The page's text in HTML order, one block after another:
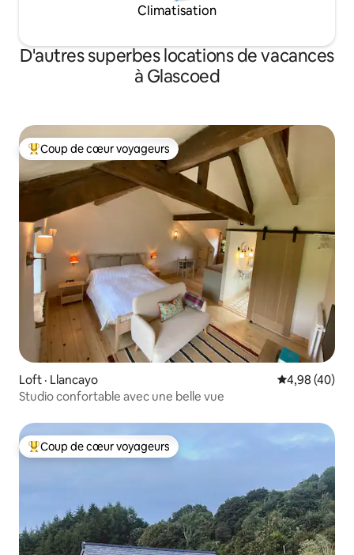
Climatisation
D'autres superbes locations de vacances
à Glascoed
Coup de cœur voyageurs parmi les plus aimés
Coup de cœur voyageurs
Loft · Llancayo Note
4,98 (40)
Studio confortable avec une belle vue
Coup de cœur voyageurs parmi les plus aimés
Coup de cœur voyageurs